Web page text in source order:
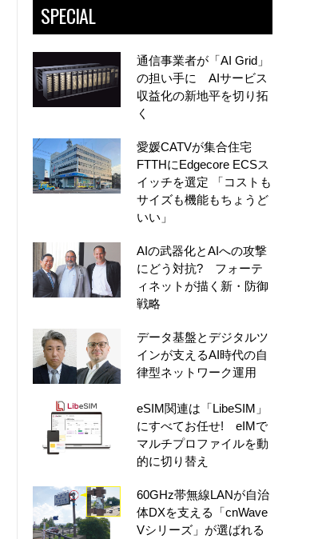
SPECIAL
通信事業者が「AI Grid」
の担い手に AIサービス
収益化の新地平を切り拓
く
愛媛CATVが集合住宅
FTTHにEdgecore ECSス
イッチを選定 「コストも
サイズも機能もちょうど
いい」
AIの武器化とAIへの攻撃
にどう対抗? フォーテ
ィネットが描く新・防御
戦略
データ基盤とデジタルツ
インが支えるAI時代の自
律型ネットワーク運用
eSIM関連は「LibeSIM」
にすべてお任せ! eIMで
マルチプロファイルを動
的に切り替え
60GHz帯無線LANが自治
体DXを支える「cnWave
Vシリーズ」が選ばれる